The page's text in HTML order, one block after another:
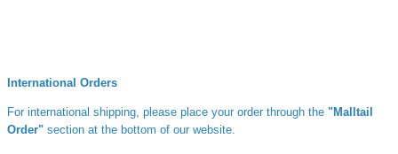
International Orders
For international shipping, please place your order through the "Malltail
Order" section at the bottom of our website.